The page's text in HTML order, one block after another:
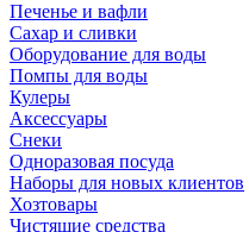
Печенье и вафли
Сахар и сливки
Оборудование для воды
Помпы для воды
Кулеры
Аксессуары
Снеки
Одноразовая посуда
Наборы для новых клиентов
Хозтовары
Чистящие средства